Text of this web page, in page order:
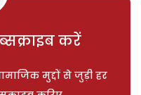
करें
मुद्दों से जुड़ी हर